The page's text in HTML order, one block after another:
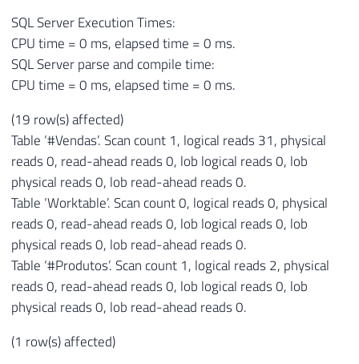
SQL Server Execution Times:
CPU time = 0 ms, elapsed time = 0 ms.
SQL Server parse and compile time:
CPU time = 0 ms, elapsed time = 0 ms.
(19 row(s) affected)
Table ‘#Vendas’. Scan count 1, logical reads 31, physical
reads 0, read-ahead reads 0, lob logical reads 0, lob
physical reads 0, lob read-ahead reads 0.
Table ‘Worktable’. Scan count 0, logical reads 0, physical
reads 0, read-ahead reads 0, lob logical reads 0, lob
physical reads 0, lob read-ahead reads 0.
Table ‘#Produtos’. Scan count 1, logical reads 2, physical
reads 0, read-ahead reads 0, lob logical reads 0, lob
physical reads 0, lob read-ahead reads 0.
(1 row(s) affected)